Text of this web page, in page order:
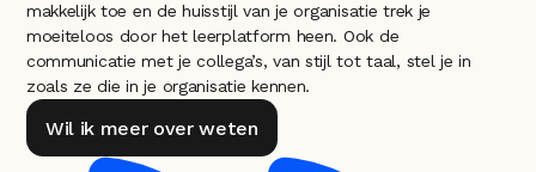
makkelijk toe en de huisstijl van je organisatie trek je
moeiteloos door het leerplatform heen. Ook de
communicatie met je collega’s, van stijl tot taal, stel je in
zoals ze die in je organisatie kennen.
Wil ik meer over weten